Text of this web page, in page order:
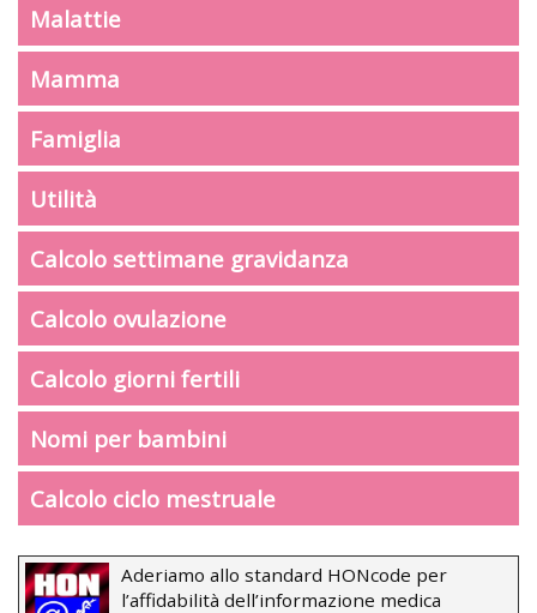
Malattie
Mamma
Famiglia
Utilità
Calcolo settimane gravidanza
Calcolo ovulazione
Calcolo giorni fertili
Nomi per bambini
Calcolo ciclo mestruale
Aderiamo allo standard HONcode per
l’affidabilità dell’informazione medica